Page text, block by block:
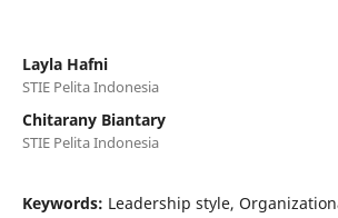
Layla Hafni
STIE Pelita Indonesia
Chitarany Biantary
STIE Pelita Indonesia
Keywords: Leadership style,